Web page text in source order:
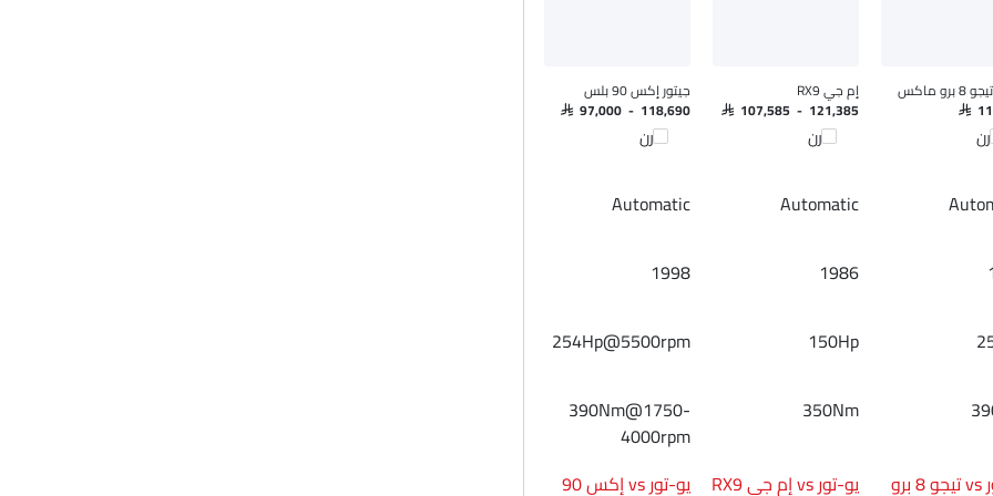
ماكس
SAR
إم جي RX9
SAR 107,585 - 121,385
قارن
جيتور إكس 90 بلس
SAR 97,000 - 118,690
قارن
Automatic
Automatic
1986
1998
150Hp
254Hp@5500rpm
350Nm
390Nm@1750-
4000rpm
يو-تور vs تيجو 8 برو
يو-تور vs إم جي RX9
يو-تور vs إكس 90